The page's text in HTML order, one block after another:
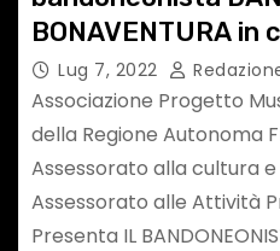
BONAVENTURA in
sabato 9 luglio
Lug 7, 2022
Associazione Progetto
della Regione Autonoma
Assessorato alla cultura
Assessorato alle Attività
Presenta IL